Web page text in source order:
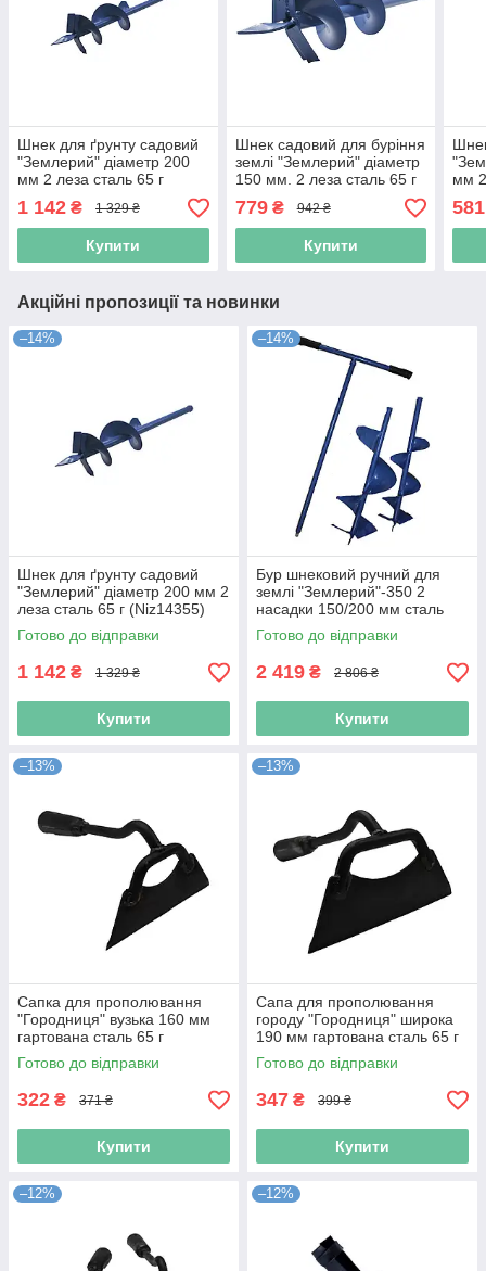
Шнек для ґрунту садовий
"Землерий" діаметр 200
мм 2 леза сталь 65 г
(Niz14355)
1 142 ₴ 1 329 ₴
Купити
Шнек садовий для буріння
землі "Землерий" діаметр
150 мм. 2 леза сталь 65 г
(Niz14354)
779₴ 942 ₴
Купити
мм 2
581
Акційні пропозиції та новинки
–14%
Шнек для ґрунту садовий
"Землерий" діаметр 200 мм 2
леза сталь 65 г (Niz14355)
Готово до відправки
1 142 ₴ 1 329 ₴
Купити
–14%
Бур шнековий ручний для
землі "Землерий"-350 2
насадки 150/200 мм сталь
(Niz17178)
Готово до відправки
2 419 ₴ 2 806 ₴
Купити
–13%
Сапка для прополювання
"Городниця" вузька 160 мм
гартована сталь 65 г
(Niz15733)
Готово до відправки
322 ₴ 371 ₴
Купити
–13%
Сапа для прополювання
городу "Городниця" широка
190 мм гартована сталь 65 г
(Niz15734)
Готово до відправки
347 ₴ 399 ₴
Купити
–12% –12%